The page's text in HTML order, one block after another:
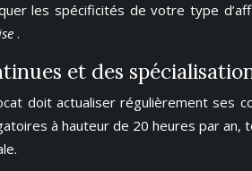
les spécificités de votre type
.
et des
doit actualiser régulièrement ses
à hauteur de 20 heures par